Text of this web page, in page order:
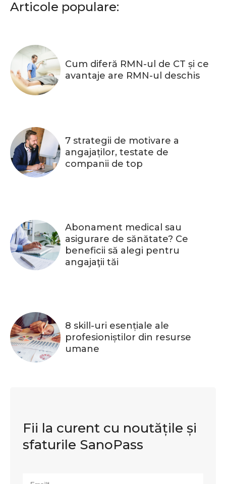
Articole populare:
Cum diferă RMN-ul de CT și ce
avantaje are RMN-ul deschis
7 strategii de motivare a
angajaților, testate de
companii de top
Abonament medical sau
asigurare de sănătate? Ce
beneficii să alegi pentru
angajaţii tăi
8 skill-uri esențiale ale
profesioniștilor din resurse
umane
Fii la curent cu noutățile și
sfaturile SanoPass